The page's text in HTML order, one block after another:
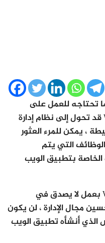
تحتاجه للعمل على
ووردبريس ، ونظرًا لأن WordPress قد تحول إلى نظام إدارة
، يمكن للمرء العثور
التي يتم
بتطبيق الويب
في الواقع ، قام فريق WordPress بعمل لا يصدق في
مجال الإدارة ، لن يكون
الذي أنشأه تطبيق الويب